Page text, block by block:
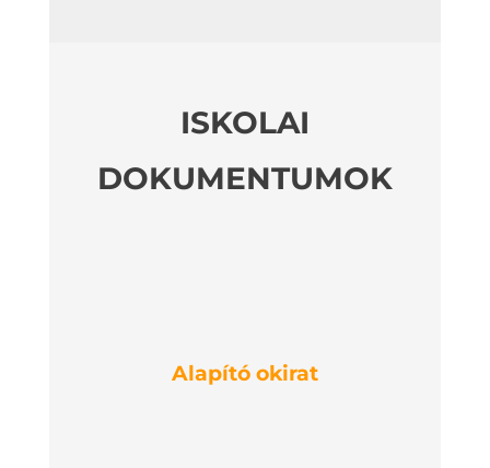
ISKOLAI
DOKUMENTUMOK
Alapító okirat